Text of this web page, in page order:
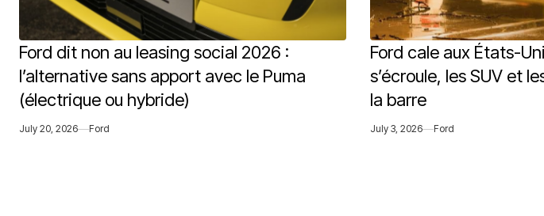
Ford dit non au leasing social 2026 :
l’alternative sans apport avec le Puma
(électrique ou hybride)
July 20, 2026 Ford
Ford cale aux États-
s’écroule, les SUV et
la barre
July 3, 2026 Ford